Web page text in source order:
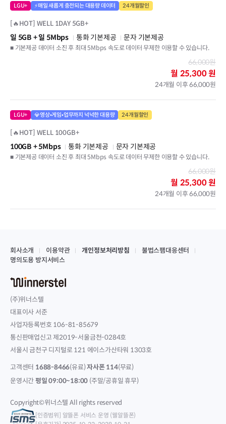
LGU+ ⚡매일 새롭게 충전되는 대용량 데이터 24개월할인
[🔥HOT] WELL 1DAY 5GB+
일 5GB + 일 5Mbps 통화 기본제공
문자 기본제공
■ 기본제공 데이터 소진 후 최대 5Mbps 속도로 데이터 무제한 이용할 수 있습니다.
66,000원
월 25,300 원
24개월 이후 66,000원
LGU+ 💎영상•게임•업무까지 넉넉한 대용량 24개월할인
[🔥HOT] WELL 100GB+
100GB + 5Mbps 통화 기본제공
문자 기본제공
■ 기본제공 데이터 소진 후 최대 5Mbps 속도로 데이터 무제한 이용할 수 있습니다.
66,000원
월 25,300 원
24개월 이후 66,000원
회사소개 이용약관 개인정보처리방침
불법스팸대응센터
명의도용 방지서비스
(주)위너스텔
대표이사 서준
사업자등록번호 106-81-85679
통신판매업신고 제2019-서울금천-0284호
서울시 금천구 디지털로 121 에이스가산타워 1303호
고객센터 1688-8466(유료)자사폰 114(무료)
운영시간평일 09:00~18:00 (주말/공휴일 휴무)
Copyright©위너스텔 All rights reserved
[인증범위] 알뜰폰 서비스 운영 (웰알뜰폰)